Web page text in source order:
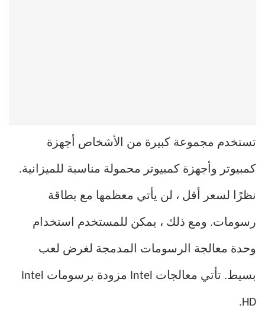
تستخدم مجموعة كبيرة من الأشخاص أجهزة
كمبيوتر وأجهزة كمبيوتر محمولة مناسبة للميزانية.
نظرًا لسعر أقل ، لن يأتي معظمها مع بطاقة
رسومات. ومع ذلك ، يمكن للمستخدم استخدام
وحدة معالجة الرسومات المدمجة لغرض لعب
بسيط. تأتي معالجات Intel مزودة برسومات Intel
HD.